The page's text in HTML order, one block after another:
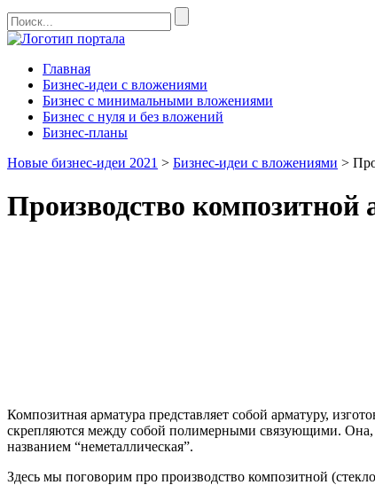
Главная
Бизнес-идеи с вложениями
Бизнес с минимальными вложениями
Бизнес с нуля и без вложений
Бизнес-планы
Новые бизнес-идеи 2021 > Бизнес-идеи с вложениями >
Производство композитной
Композитная арматура представляет собой арматуру,
скрепляются между собой полимерными связующими. Она,
названием “неметаллическая”.
Здесь мы поговорим про производство композитной